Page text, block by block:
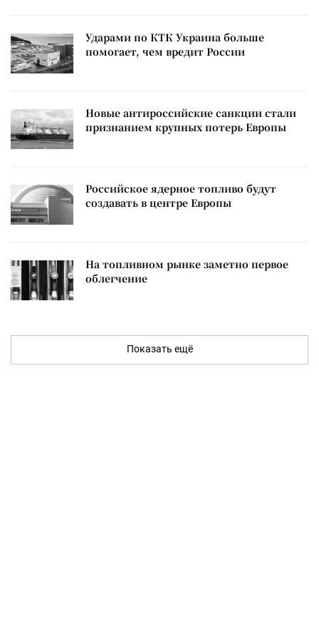
Ударами по КТК Украина больше
помогает, чем вредит России
Новые антироссийские санкции стали
признанием крупных потерь Европы
Российское ядерное топливо будут
создавать в центре Европы
На топливном рынке заметно первое
облегчение
Показать ещё